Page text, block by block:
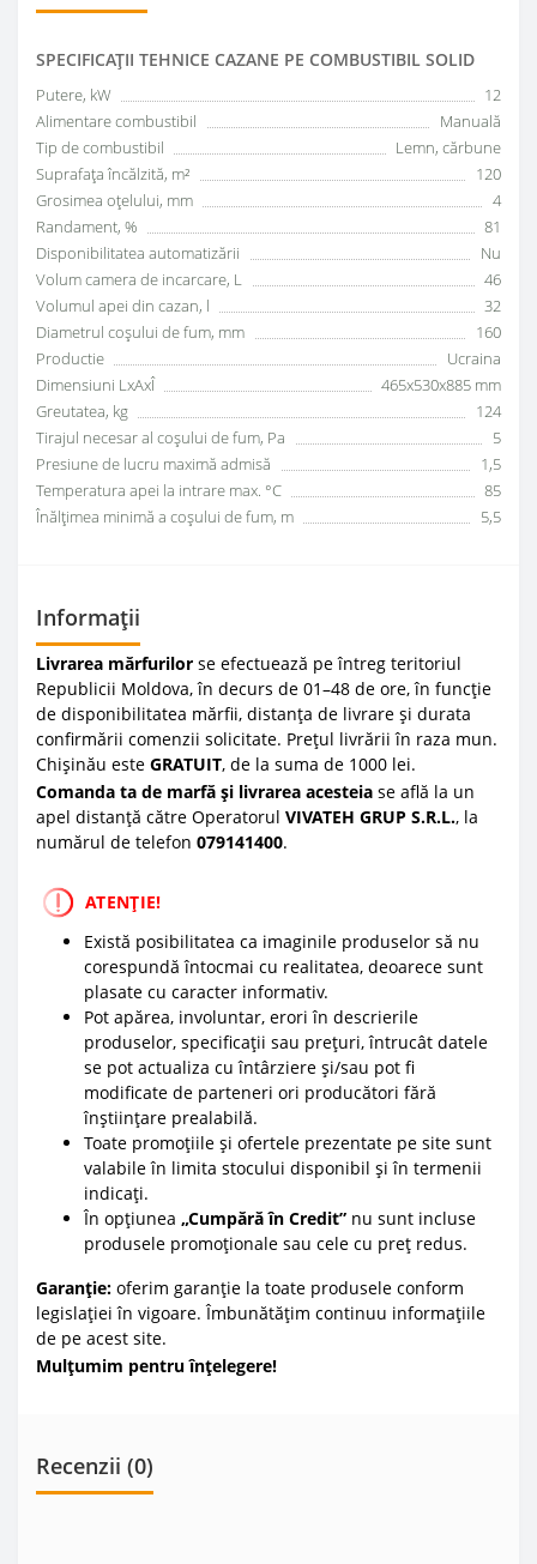
SPECIFICAŢII TEHNICE СAZANE PE COMBUSTIBIL SOLID
Putere, kW
12
Alimentare combustibil
Manuală
Tip de combustibil
Lemn, cărbune
Suprafața încălzită, m²
120
Grosimea oțelului, mm
4
Randament, %
81
Disponibilitatea automatizării
Nu
Volum camera de incarcare, L
46
Volumul apei din cazan, l
32
Diametrul coșului de fum, mm
160
Productie
Ucraina
Dimensiuni LxAxÎ
465x530x885 mm
Greutatea, kg
124
Tirajul necesar al coșului de fum, Pa
5
Presiune de lucru maximă admisă
1,5
Temperatura apei la intrare max. °C
85
Înălțimea minimă a coșului de fum, m
5,5
Informații
Livrarea mărfurilor se efectuează pe întreg teritoriul
Republicii Moldova, în decurs de 01–48 de ore, în funcție
de disponibilitatea mărfii, distanța de livrare și durata
confirmării comenzii solicitate. Prețul livrării în raza mun.
Chișinău este GRATUIT, de la suma de 1000 lei.
Comanda ta de marfă și livrarea acesteia se află la un
apel distanță către Operatorul VIVATEH GRUP S.R.L., la
numărul de telefon 079141400.
ATENȚIE!
Există posibilitatea ca imaginile produselor să nu
corespundă întocmai cu realitatea, deoarece sunt
plasate cu caracter informativ.
Pot apărea, involuntar, erori în descrierile
produselor, specificații sau prețuri, întrucât datele
se pot actualiza cu întârziere și/sau pot fi
modificate de parteneri ori producători fără
înștiințare prealabilă.
Toate promoțiile și ofertele prezentate pe site sunt
valabile în limita stocului disponibil și în termenii
indicați.
În opțiunea „Cumpără în Credit” nu sunt incluse
produsele promoționale sau cele cu preț redus.
Garanție: oferim garanție la toate produsele conform
legislației în vigoare. Îmbunătățim continuu informațiile
de pe acest site.
Mulțumim pentru înțelegere!
Recenzii (0)